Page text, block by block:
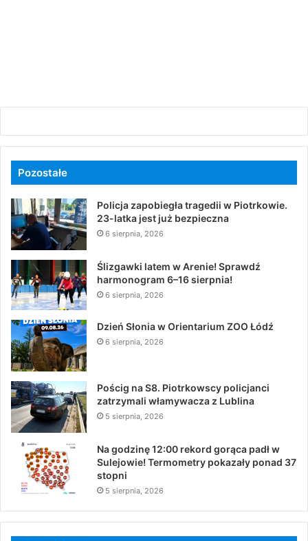
Pozostałe
Policja zapobiegła tragedii w Piotrkowie.
23-latka jest już bezpieczna
6 sierpnia, 2026
Ślizgawki latem w Arenie! Sprawdź
harmonogram 6–16 sierpnia!
6 sierpnia, 2026
Dzień Słonia w Orientarium ZOO Łódź
6 sierpnia, 2026
Pościg na S8. Piotrkowscy policjanci
zatrzymali włamywacza z Lublina
5 sierpnia, 2026
Na godzinę 12:00 rekord gorąca padł w
Sulejowie! Termometry pokazały ponad 37
stopni
5 sierpnia, 2026